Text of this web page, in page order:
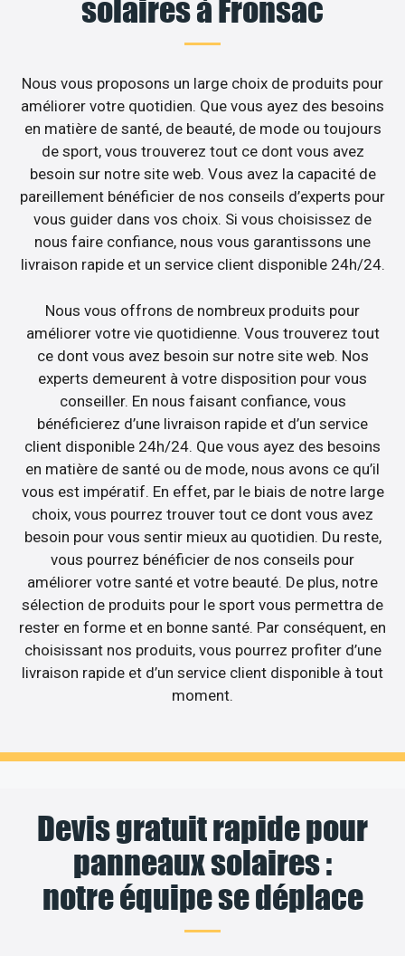
solaires à Fronsac
Nous vous proposons un large choix de produits pour
améliorer votre quotidien. Que vous ayez des besoins
en matière de santé, de beauté, de mode ou toujours
de sport, vous trouverez tout ce dont vous avez
besoin sur notre site web. Vous avez la capacité de
pareillement bénéficier de nos conseils d’experts pour
vous guider dans vos choix. Si vous choisissez de
nous faire confiance, nous vous garantissons une
livraison rapide et un service client disponible 24h/24.
Nous vous offrons de nombreux produits pour
améliorer votre vie quotidienne. Vous trouverez tout
ce dont vous avez besoin sur notre site web. Nos
experts demeurent à votre disposition pour vous
conseiller. En nous faisant confiance, vous
bénéficierez d’une livraison rapide et d’un service
client disponible 24h/24. Que vous ayez des besoins
en matière de santé ou de mode, nous avons ce qu’il
vous est impératif. En effet, par le biais de notre large
choix, vous pourrez trouver tout ce dont vous avez
besoin pour vous sentir mieux au quotidien. Du reste,
vous pourrez bénéficier de nos conseils pour
améliorer votre santé et votre beauté. De plus, notre
sélection de produits pour le sport vous permettra de
rester en forme et en bonne santé. Par conséquent, en
choisissant nos produits, vous pourrez profiter d’une
livraison rapide et d’un service client disponible à tout
moment.
Devis gratuit rapide pour
panneaux solaires :
notre équipe se déplace